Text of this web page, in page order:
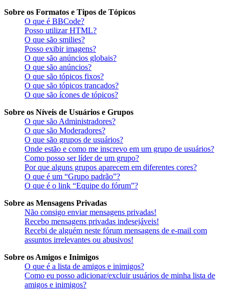
Sobre os Formatos e Tipos de Tópicos
O que é BBCode?
Posso utilizar HTML?
O que são smilies?
Posso exibir imagens?
O que são anúncios globais?
O que são anúncios?
O que são tópicos fixos?
O que são tópicos trancados?
O que são ícones de tópicos?
Sobre os Níveis de Usuários e Grupos
O que são Administradores?
O que são Moderadores?
O que são grupos de usuários?
Onde estão e como me inscrevo em um grupo de usuários?
Como posso ser líder de um grupo?
Por que alguns grupos aparecem em diferentes cores?
O que é um “Grupo padrão”?
O que é o link “Equipe do fórum”?
Sobre as Mensagens Privadas
Não consigo enviar mensagens privadas!
Recebo mensagens privadas indesejáveis!
Recebi de alguém neste fórum mensagens de e-mail com
assuntos irrelevantes ou abusivos!
Sobre os Amigos e Inimigos
O que é a lista de amigos e inimigos?
Como eu posso adicionar/excluir usuários de minha lista de
amigos e inimigos?